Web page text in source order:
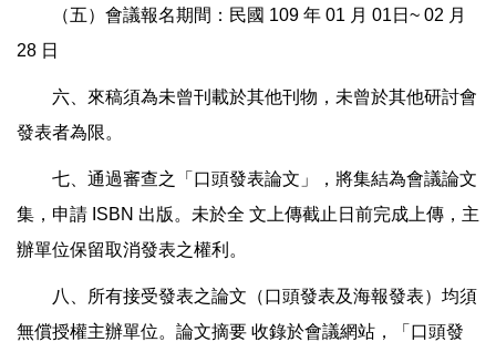
（五）會議報名期間：民國 109 年 01 月 01 日 ~ 02 月
28 日
六、來稿須為未曾刊載於其他刊物，未曾於其他研討會
發表者為限。
七、通過審查之「口頭發表論文」，將集結為會議論文
集，申請 ISBN 出版。未於全 文上傳截止日前完成上傳，主
辦單位保留取消發表之權利。
八、所有接受發表之論文（口頭發表及海報發表）均須
無償授權主辦單位。論文摘要 收錄於會議網站，「口頭發